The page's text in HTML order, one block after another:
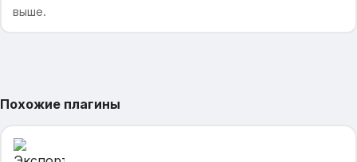
выше.
Похожие плагины